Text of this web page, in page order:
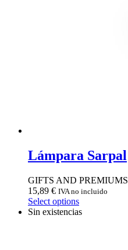
Lámpara Sarpal
GIFTS AND PREMIUMS
15,89 € IVA no incluido
Select options
Sin existencias